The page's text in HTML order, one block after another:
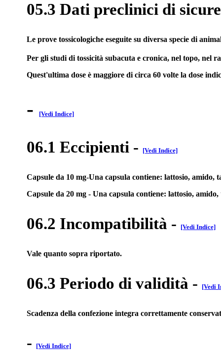
05.3 Dati preclinici di
Le prove tossicologiche eseguite su diversa specie di
Per gli studi di tossicità subacuta e cronica, nel topo, nel
Quest'ultima dose è maggiore di circa 60 volte la dose
- [Vedi Indice]
06.1 Eccipienti - [Vedi Indice]
Capsule da 10 mg-Una capsula contiene: lattosio, amido,
Capsule da 20 mg - Una capsula contiene: lattosio,
06.2 Incompatibilità - [Vedi Indice]
Vale quanto sopra riportato.
06.3 Periodo di validità - [Vedi
Scadenza della confezione integra correttamente
- [Vedi Indice]